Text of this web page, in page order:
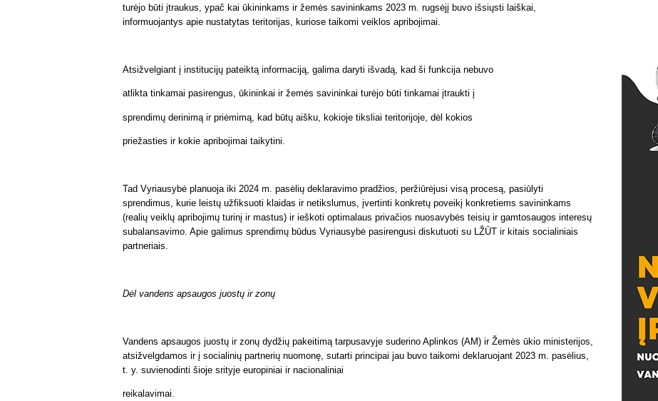
turėjo būti įtraukus, ypač kai ūkininkams ir žemės savininkams 2023 m. rugsėjį buvo išsiųsti laiškai,
informuojantys apie nustatytas teritorijas, kuriose taikomi veiklos apribojimai.
Atsižvelgiant į institucijų pateiktą informaciją, galima daryti išvadą, kad ši funkcija nebuvo
atlikta tinkamai pasirengus, ūkininkai ir žemės savininkai turėjo būti tinkamai įtraukti į
sprendimų derinimą ir priėmimą, kad būtų aišku, kokioje tiksliai teritorijoje, dėl kokios
priežasties ir kokie apribojimai taikytini.
Tad Vyriausybė planuoja iki 2024 m. pasėlių deklaravimo pradžios, peržiūrėjusi visą procesą, pasiūlyti
sprendimus, kurie leistų užfiksuoti klaidas ir netikslumus, įvertinti konkretų poveikį konkretiems savininkams
(realių veiklų apribojimų turinį ir mastus) ir ieškoti optimalaus privačios nuosavybės teisių ir gamtosaugos interesų
subalansavimo. Apie galimus sprendimų būdus Vyriausybė pasirengusi diskutuoti su LŽŪT ir kitais socialiniais
partneriais.
Dėl vandens apsaugos juostų ir zonų
Vandens apsaugos juostų ir zonų dydžių pakeitimą tarpusavyje suderino Aplinkos (AM) ir Žemės ūkio ministerijos,
atsižvelgdamos ir į socialinių partnerių nuomonę, sutarti principai jau buvo taikomi deklaruojant 2023 m. pasėlius,
t. y. suvienodinti šioje srityje europiniai ir nacionaliniai
reikalavimai.